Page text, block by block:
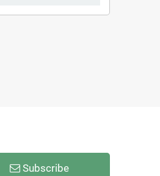
Subscribe